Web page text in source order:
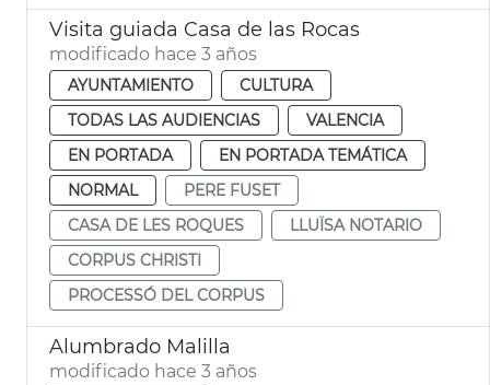
Visita guiada Casa de las Rocas
modificado hace 3 años
AYUNTAMIENTO
CULTURA
TODAS LAS AUDIENCIAS
VALENCIA
EN PORTADA
EN PORTADA TEMÁTICA
NORMAL
PERE FUSET
CASA DE LES ROQUES
LLUÏSA NOTARIO
CORPUS CHRISTI
PROCESSÓ DEL CORPUS
Alumbrado Malilla
modificado hace 3 años